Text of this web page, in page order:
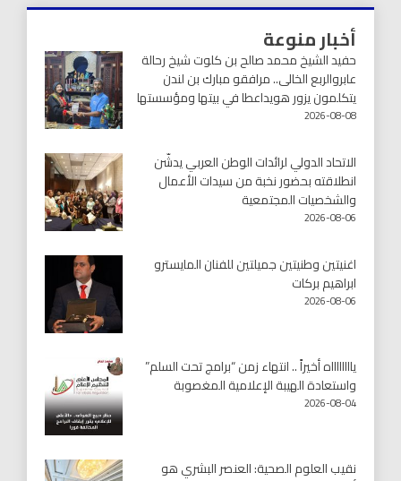
أخبار منوعة
حفيد الشيخ محمد صالح بن كلوت شيخ رحالة
عابروالربع الخالى.. مرافقو مبارك بن لندن
يتكلمون يزور هويداعطا في بيتها ومؤسستها
2026-08-08
الاتحاد الدولي لرائدات الوطن العربي يدشّن
انطلاقته بحضور نخبة من سيدات الأعمال
والشخصيات المجتمعية
2026-08-06
اغنيتين وطنيتين جميلتين للفنان المايسترو
ابراهيم بركات
2026-08-06
يااااااااه أخيراً .. انتهاء زمن “برامج تحت السلم”
واستعادة الهيبة الإعلامية المغصوبة
2026-08-04
نقيب العلوم الصحية: العنصر البشري هو